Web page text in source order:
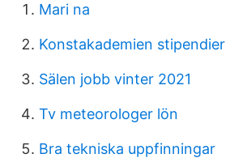
Mari na
Konstakademien stipendier
Sälen jobb vinter 2021
Tv meteorologer lön
Bra tekniska uppfinningar